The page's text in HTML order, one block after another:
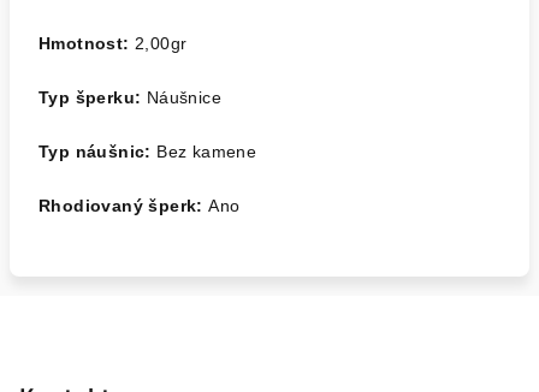
Hmotnost: 2,00gr
Typ šperku: Náušnice
Typ náušnic: Bez kamene
Rhodiovaný šperk:Ano